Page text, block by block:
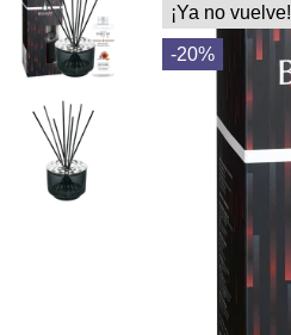
¡Ya no vuelve!
-20%